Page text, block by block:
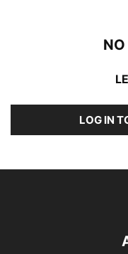
LOG IN